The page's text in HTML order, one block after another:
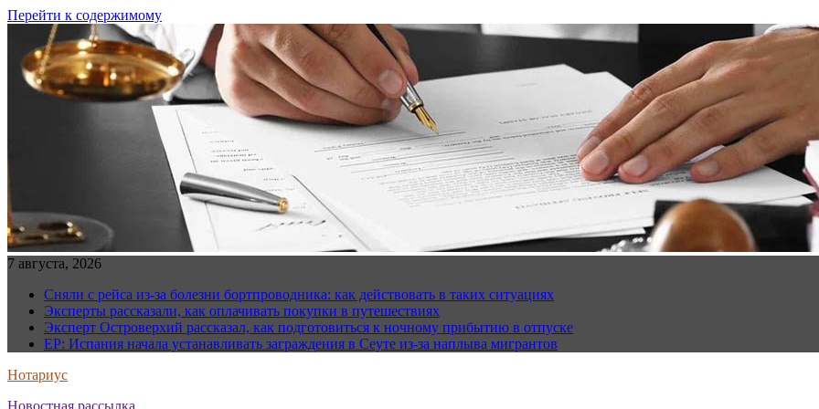
Перейти к содержимому
7 августа, 2026
Сняли с рейса из-за болезни бортпроводника: как действовать в таких ситуациях
Эксперты рассказали, как оплачивать покупки в путешествиях
Эксперт Островерхий рассказал, как подготовиться к ночному прибытию в отпуске
EP: Испания начала устанавливать заграждения в Сеуте из-за наплыва мигрантов
Нотариус
Новостная рассылка